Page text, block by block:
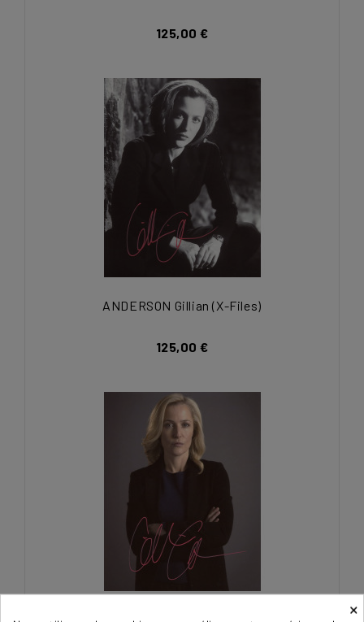
125,00 €
ANDERSON Gillian (X-Files)
125,00 €
×